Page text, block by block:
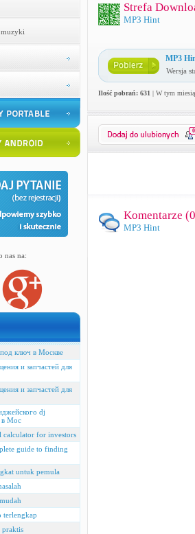
nas na:
ключ в Москве
и запчастей для
и запчастей для
dj
в Мос
calculator for investors
guide to finding
untuk pemula
terlengkap
Strefa
MP3 Hint
MP3
Wersja
Ilość pobrań: 631 | W tym
0
Komentarze (0
MP3 Hint